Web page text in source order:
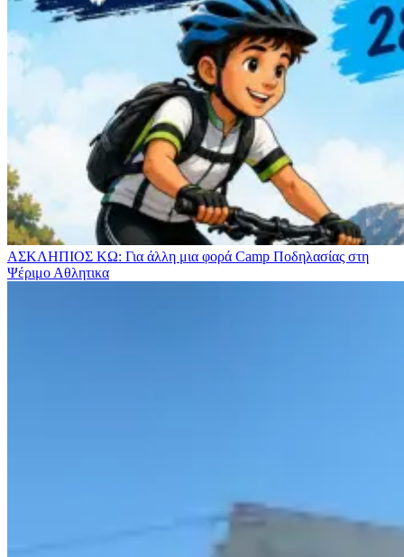
ΑΣΚΛΗΠΙΟΣ ΚΩ: Για άλλη μια φορά Camp Ποδηλασίας στη
Ψέριμο Αθλητικα